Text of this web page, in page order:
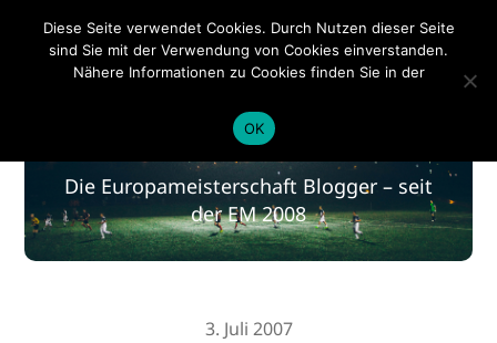
EM 2020
EM 2020
Die Europameisterschaft Blogger – seit
der EM 2008
3. Juli 2007
Diese Seite verwendet Cookies. Durch Nutzen dieser Seite
sind Sie mit der Verwendung von Cookies einverstanden.
Nähere Informationen zu Cookies finden Sie in der
OK